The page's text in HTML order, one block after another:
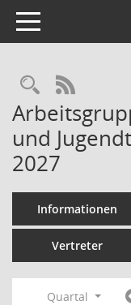
Toggle navigation
RSS-
und
2027
Informationen
Vertreter
Quartal